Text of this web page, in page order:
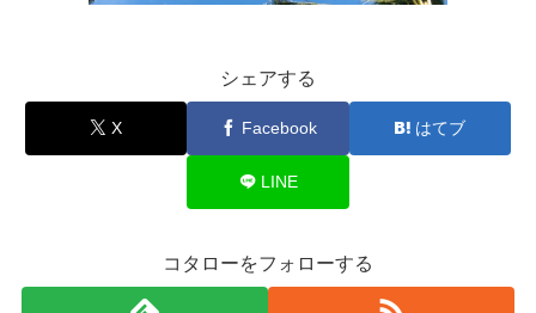
シェアする
X Facebook はてブ
LINE
コタローをフォローする